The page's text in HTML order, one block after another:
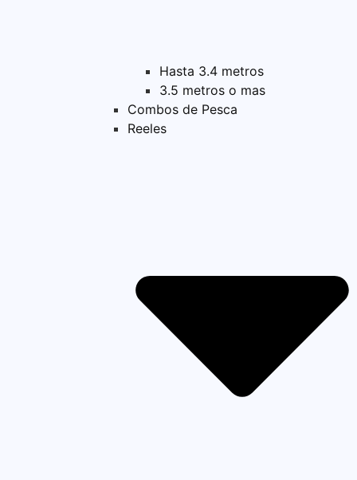
Hasta 3.4 metros
3.5 metros o mas
Combos de Pesca
Reeles